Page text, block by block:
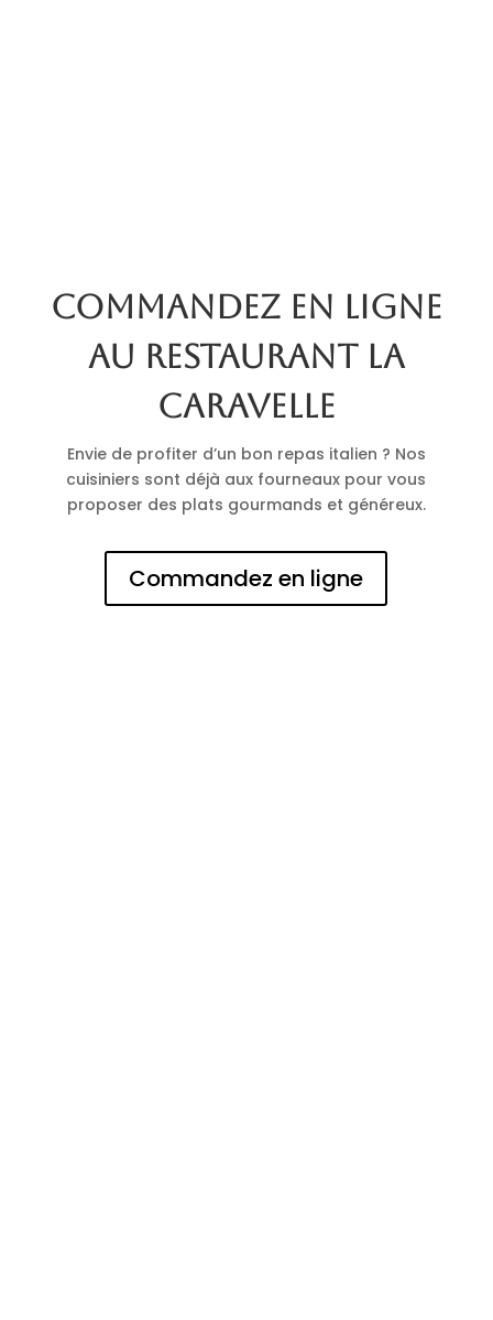
Commandez en ligne
au restaurant La
Caravelle
Envie de profiter d’un bon repas italien ? Nos
cuisiniers sont déjà aux fourneaux pour vous
proposer des plats gourmands et généreux.
Commandez en ligne